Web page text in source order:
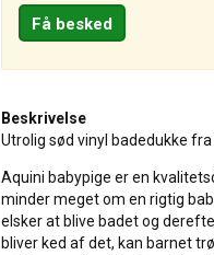
Beskrivelse
Utrolig sød vinyl badedukke fra
Aquini babypige er en
minder meget om en rigtig
elsker at blive badet og
bliver ked af det, kan barnet